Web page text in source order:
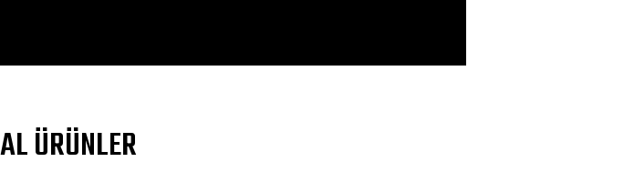
yorumu siz yapın!
formunu kullanarak tarafımıza iletebilirsiniz.
ÜRÜNLER